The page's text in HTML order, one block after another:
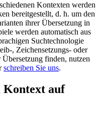
Kontexten werden
bereitgestellt, d. h. um den
ihrer Übersetzung in
werden automatisch aus
Suchtechnologie
, Zeichensetzungs- oder
finden, nutzen
schreiben Sie uns.
Kontext auf